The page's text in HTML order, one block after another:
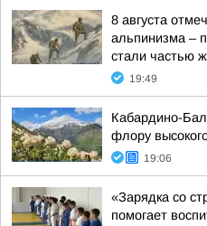
8 августа
альпинизма –
стали частью
19:49
Кабардино-
флору
19:06
«Зарядка со
помогает